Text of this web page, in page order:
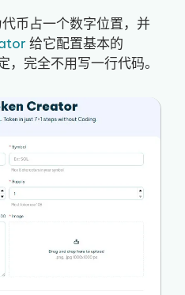
币占一个数字位置，并
给它配置基本的
完全不用写一行代码。